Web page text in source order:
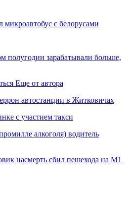
с белорусами
полугодии зарабатывали больше,
Еще от автора
автостанции в Житковичах
с участием такси
алкоголя) водитель
насмерть сбил пешехода на М1